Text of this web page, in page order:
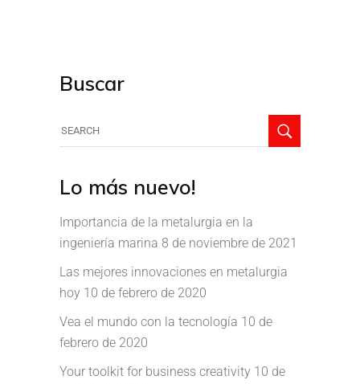
Buscar
Lo más nuevo!
Importancia de la metalurgia en la
ingeniería marina 8 de noviembre de 2021
Las mejores innovaciones en metalurgia
hoy 10 de febrero de 2020
Vea el mundo con la tecnología 10 de
febrero de 2020
Your toolkit for business creativity 10 de